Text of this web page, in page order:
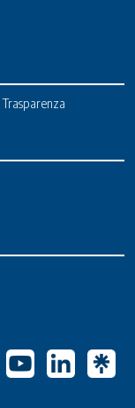
Trasparenza